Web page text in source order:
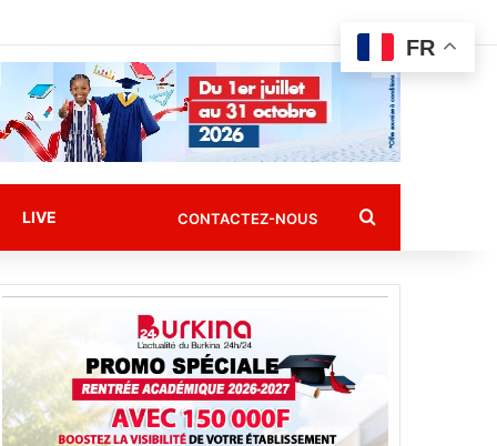
LIVE CONTACTEZ-NOUS Rechercher
FR